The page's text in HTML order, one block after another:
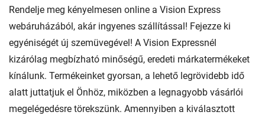
Rendelje meg kényelmesen online a Vision Express
webáruházából, akár ingyenes szállítással! Fejezze ki
egyéniségét új szemüvegével! A Vision Expressnél
kizárólag megbízható minőségű, eredeti márkatermékeket
kínálunk. Termékeinket gyorsan, a lehető legrövidebb idő
alatt juttatjuk el Önhöz, miközben a legnagyobb vásárlói
megelégedésre törekszünk. Amennyiben a kiválasztott